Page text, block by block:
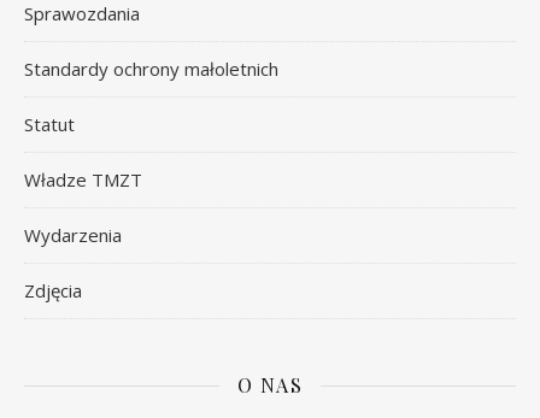
Sprawozdania
Standardy ochrony małoletnich
Statut
Władze TMZT
Wydarzenia
Zdjęcia
O NAS